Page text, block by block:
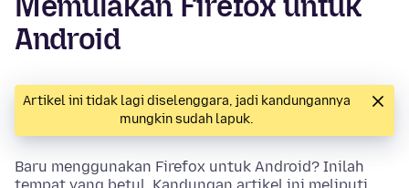
Android
Artikel ini tidak lagi diselenggara, jadi kandungannya
mungkin sudah lapuk.
Baru menggunakan Firefox untuk Android? Inilah